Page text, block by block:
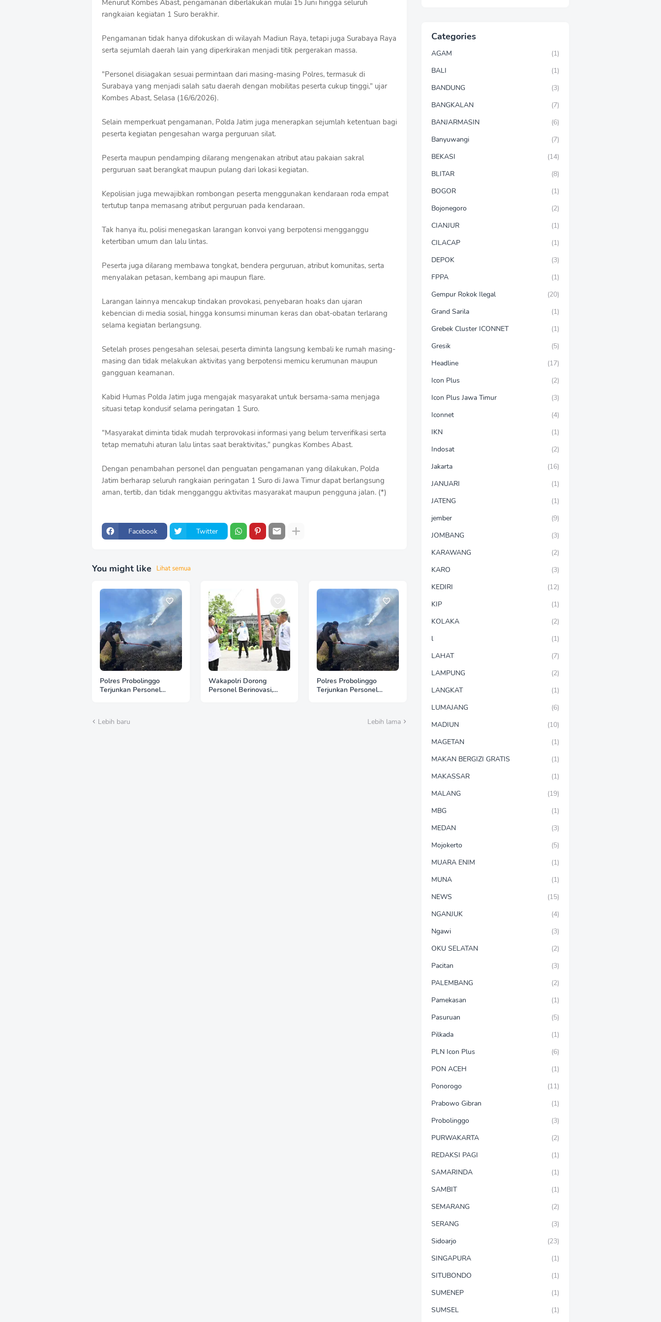
Menurut Kombes Abast, pengamanan diberlakukan mulai 15 Juni hingga seluruh
rangkaian kegiatan 1 Suro berakhir.
Pengamanan tidak hanya difokuskan di wilayah Madiun Raya, tetapi juga Surabaya Raya
serta sejumlah daerah lain yang diperkirakan menjadi titik pergerakan massa.
"Personel disiagakan sesuai permintaan dari masing-masing Polres, termasuk di
Surabaya yang menjadi salah satu daerah dengan mobilitas peserta cukup tinggi," ujar
Kombes Abast, Selasa (16/6/2026).
Selain memperkuat pengamanan, Polda Jatim juga menerapkan sejumlah ketentuan bagi
peserta kegiatan pengesahan warga perguruan silat.
Peserta maupun pendamping dilarang mengenakan atribut atau pakaian sakral
perguruan saat berangkat maupun pulang dari lokasi kegiatan.
Kepolisian juga mewajibkan rombongan peserta menggunakan kendaraan roda empat
tertutup tanpa memasang atribut perguruan pada kendaraan.
Tak hanya itu, polisi menegaskan larangan konvoi yang berpotensi mengganggu
ketertiban umum dan lalu lintas.
Peserta juga dilarang membawa tongkat, bendera perguruan, atribut komunitas, serta
menyalakan petasan, kembang api maupun flare.
Larangan lainnya mencakup tindakan provokasi, penyebaran hoaks dan ujaran
kebencian di media sosial, hingga konsumsi minuman keras dan obat-obatan terlarang
selama kegiatan berlangsung.
Setelah proses pengesahan selesai, peserta diminta langsung kembali ke rumah masing-
masing dan tidak melakukan aktivitas yang berpotensi memicu kerumunan maupun
gangguan keamanan.
Kabid Humas Polda Jatim juga mengajak masyarakat untuk bersama-sama menjaga
situasi tetap kondusif selama peringatan 1 Suro.
"Masyarakat diminta tidak mudah terprovokasi informasi yang belum terverifikasi serta
tetap mematuhi aturan lalu lintas saat beraktivitas," pungkas Kombes Abast.
Dengan penambahan personel dan penguatan pengamanan yang dilakukan, Polda
Jatim berharap seluruh rangkaian peringatan 1 Suro di Jawa Timur dapat berlangsung
aman, tertib, dan tidak mengganggu aktivitas masyarakat maupun pengguna jalan. (*)
Facebook Twitter
f
T
e
m
l
a
t
e
You might like Lihat semua
Polres Probolinggo
Terjunkan Personel
Wakapolri Dorong
Personel Berinovasi,
Polres Probolinggo
Terjunkan Personel
Lebih baru Lebih lama
Categories
AGAM
(1)
BALI
(1)
BANDUNG
(3)
BANGKALAN
(7)
BANJARMASIN
(6)
Banyuwangi
(7)
BEKASI
(14)
BLITAR
(8)
BOGOR
(1)
Bojonegoro
(2)
CIANJUR
(1)
CILACAP
(1)
DEPOK
(3)
FPPA
(1)
Gempur Rokok Ilegal
(20)
Grand Sarila
(1)
Grebek Cluster ICONNET
(1)
Gresik
(5)
Headline
(17)
Icon Plus
(2)
Icon Plus Jawa Timur
(3)
Iconnet
(4)
IKN
(1)
Indosat
(2)
Jakarta
(16)
JANUARI
(1)
JATENG
(1)
jember
(9)
JOMBANG
(3)
KARAWANG
(2)
KARO
(3)
KEDIRI
(12)
KIP
(1)
KOLAKA
(2)
l
(1)
LAHAT
(7)
LAMPUNG
(2)
LANGKAT
(1)
LUMAJANG
(6)
MADIUN
(10)
MAGETAN
(1)
MAKAN BERGIZI GRATIS
(1)
MAKASSAR
(1)
MALANG
(19)
MBG
(1)
MEDAN
(3)
Mojokerto
(5)
MUARA ENIM
(1)
MUNA
(1)
NEWS
(15)
NGANJUK
(4)
Ngawi
(3)
OKU SELATAN
(2)
Pacitan
(3)
PALEMBANG
(2)
Pamekasan
(1)
Pasuruan
(5)
Pilkada
(1)
PLN Icon Plus
(6)
PON ACEH
(1)
Ponorogo
(11)
Prabowo Gibran
(1)
Probolinggo
(3)
PURWAKARTA
(2)
REDAKSI PAGI
(1)
SAMARINDA
(1)
SAMBIT
(1)
SEMARANG
(2)
SERANG
(3)
Sidoarjo
(23)
SINGAPURA
(1)
SITUBONDO
(1)
SUMENEP
(1)
SUMSEL
(1)